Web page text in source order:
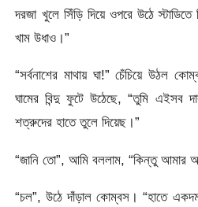
দরজা খুলে সিঁড়ি দিয়ে ওপরে উঠে
খাম উধাও।”
“সর্বনাশের মাথায় ঘা!” চেঁচিয়ে উঠল
ঘামের বিন্দু ফুটে উঠেছে, “তুমি এইসব
শত্রুদের হাতে তুলে দিয়েছ।”
“জানি তো”, আমি বললাম, “কিন্তু আমার
“চল”, উঠে দাঁড়াল কোম্বস। “হাতে